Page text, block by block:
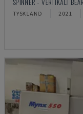
TYSKLAND 2021